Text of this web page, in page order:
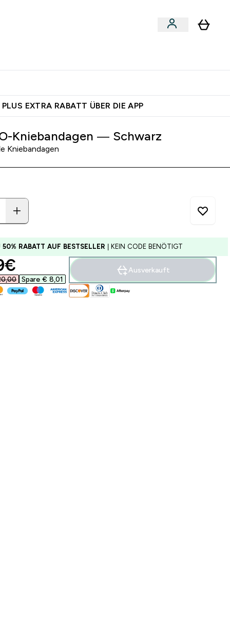
EXTRA RABATT ÜBER DIE APP
Kniebandagen — Schwarz
Kniebandagen
50% RABATT AUF BESTSELLER | KEIN CODE BENÖTIGT
price
Spare € 8,01‎
Ausverkauft